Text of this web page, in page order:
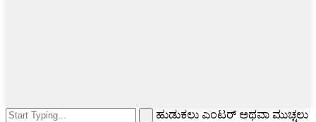
ಹುಡುಕಲು ಎಂಟರ್ ಅಥವಾ ಮುಚ್ಚಲು